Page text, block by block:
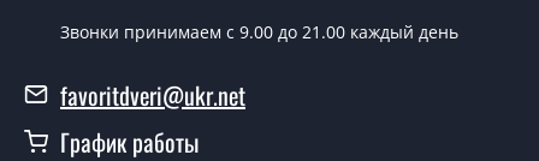
замерщика?
Да можно.
У вас есть в наличии готовые
Звонки принимаем c 9.00 до 21.00 каждый день
favoritdveri@ukr.net
График работы